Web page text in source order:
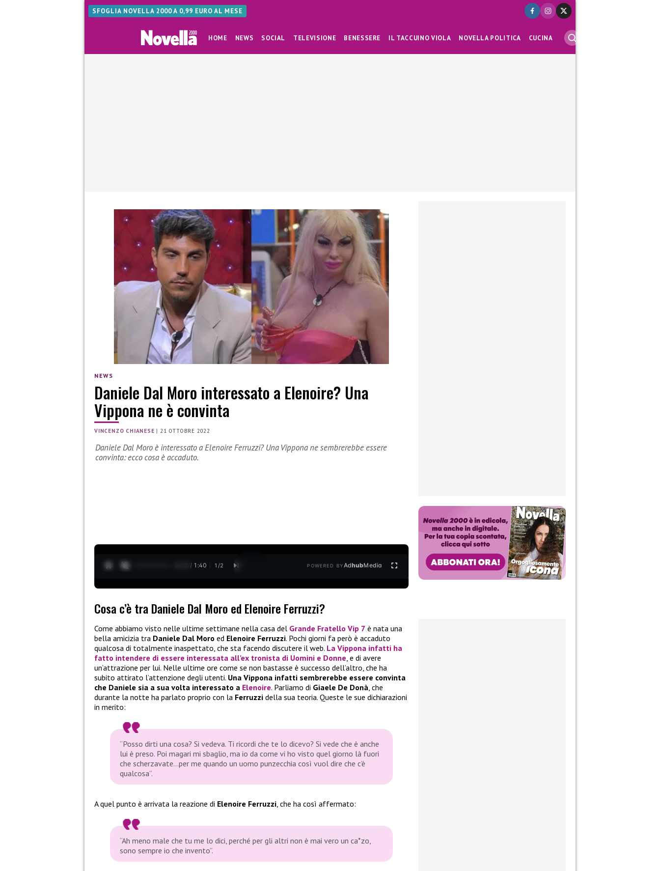
SFOGLIA NOVELLA 2000 A 0,99 EURO AL MESE
HOME NEWS SOCIAL TELEVISIONE BENESSERE IL TACCUINO VIOLA NOVELLA POLITICA CUCINA
NEWS
Daniele Dal Moro interessato a Elenoire? Una
Vippona ne è convinta
VINCENZO CHIANESE |21 OTTOBRE 2022
Daniele Dal Moro è interessato a Elenoire Ferruzzi? Una Vippona ne sembrerebbe essere
convinta: ecco cosa è accaduto.
0:13 / 1:40 1 /2 POWERED BYAdhubMedia
Cosa c’è tra Daniele Dal Moro ed Elenoire Ferruzzi?
Come abbiamo visto nelle ultime settimane nella casa del Grande Fratello Vip 7 è nata una
bella amicizia tra Daniele Dal Moro ed Elenoire Ferruzzi. Pochi giorni fa però è accaduto
qualcosa di totalmente inaspettato, che sta facendo discutere il web. La Vippona infatti ha
fatto intendere di essere interessata all’ex tronista di Uomini e Donne, e di avere
un’attrazione per lui. Nelle ultime ore come se non bastasse è successo dell’altro, che ha
subito attirato l’attenzione degli utenti. Una Vippona infatti sembrerebbe essere convinta
che Daniele sia a sua volta interessato a Elenoire. Parliamo di Giaele De Donà, che
durante la notte ha parlato proprio con la Ferruzzi della sua teoria. Queste le sue dichiarazioni
in merito:
“Posso dirti una cosa? Si vedeva. Ti ricordi che te lo dicevo? Si vede che è anche
lui è preso. Poi magari mi sbaglio, ma io da come vi ho visto quel giorno là fuori
che scherzavate…per me quando un uomo punzecchia così vuol dire che c’è
qualcosa”.
A quel punto è arrivata la reazione di Elenoire Ferruzzi, che ha così affermato:
“Ah meno male che tu me lo dici, perché per gli altri non è mai vero un ca*zo,
sono sempre io che invento”.